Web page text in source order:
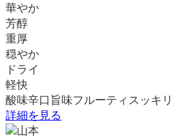
華やか
芳醇
重厚
穏やか
ドライ
軽快
酸味辛口 旨味フルーティ スッキリ
詳細を見る